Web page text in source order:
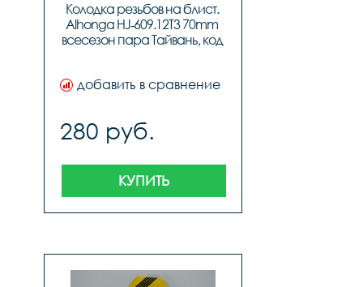
Колодка резьбов на блист.
Alhonga HJ‐609.12T3 70mm
всесезон пара Тайвань, код
добавить в сравнение
280 руб.
КУПИТЬ